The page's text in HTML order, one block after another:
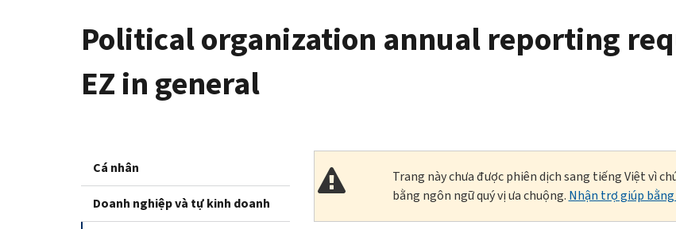
Political organization annual reporting
EZ in general
Cá nhân
Doanh nghiệp và tự kinh doanh
Trang này chưa được phiên dịch sang tiếng Việt vì
bằng ngôn ngữ quý vị ưa chuộng. Nhận trợ giúp bằng